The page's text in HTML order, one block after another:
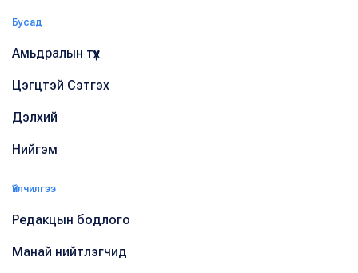
Бусад
Амьдралын түүх
Цэгцтэй Сэтгэх
Дэлхий
Нийгэм
Үйлчилгээ
Редакцын бодлого
Манай нийтлэгчид